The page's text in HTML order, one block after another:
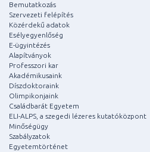
Bemutatkozás
Szervezeti felépítés
Közérdekű adatok
Esélyegyenlőség
E-ügyintézés
Alapítványok
Professzori kar
Akadémikusaink
Díszdoktoraink
Olimpikonjaink
Családbarát Egyetem
ELI-ALPS, a szegedi lézeres kutatóközpont
Minőségügy
Szabályzatok
Egyetemtörténet